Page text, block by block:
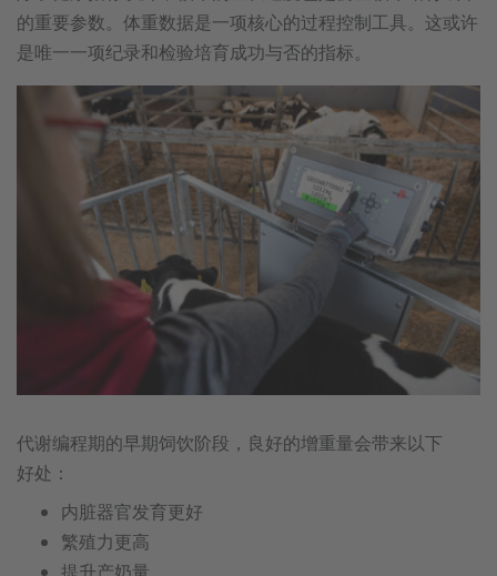
的重要参数。体重数据是一项核心的过程控制工具。这或许
是唯一一项纪录和检验培育成功与否的指标。
代谢编程期的早期饲饮阶段，良好的增重量会带来以下
好处：
内脏器官发育更好
繁殖力更高